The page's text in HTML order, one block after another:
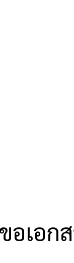
อเอก